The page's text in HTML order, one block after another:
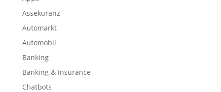
Assekuranz
Automarkt
Automobil
Banking
Banking & Insurance
Chatbots